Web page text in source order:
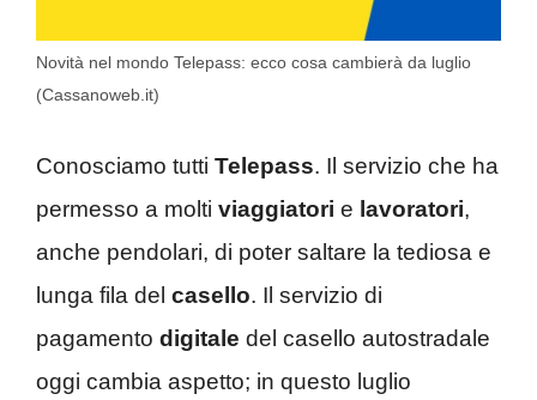
Novità nel mondo Telepass: ecco cosa cambierà da luglio
(Cassanoweb.it)
Conosciamo tutti Telepass. Il servizio che ha
permesso a molti viaggiatori e lavoratori,
anche pendolari, di poter saltare la tediosa e
lunga fila del casello. Il servizio di
pagamento digitale del casello autostradale
oggi cambia aspetto; in questo luglio